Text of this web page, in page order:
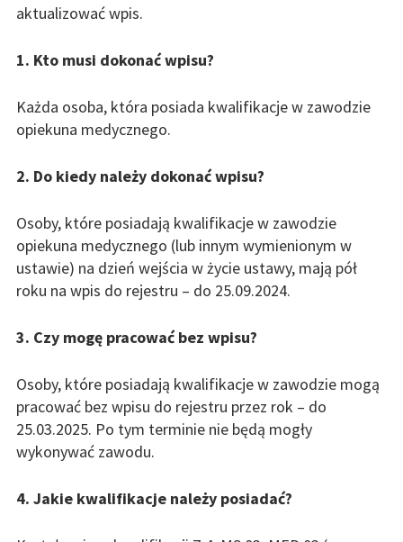
Ogólnopolskie Stowarzyszenie Opiekunów
Ogólnopolski Związek Zawodowy Inicjatywa
aktualizować wpis.
1. Kto musi dokonać wpisu?
Każda osoba, która posiada kwalifikacje w zawodzie
opiekuna medycznego.
2. Do kiedy należy dokonać wpisu?
Osoby, które posiadają kwalifikacje w zawodzie
opiekuna medycznego (lub innym wymienionym w
ustawie) na dzień wejścia w życie ustawy, mają pół
roku na wpis do rejestru – do 25.09.2024.
3. Czy mogę pracować bez wpisu?
Osoby, które posiadają kwalifikacje w zawodzie mogą
pracować bez wpisu do rejestru przez rok – do
25.03.2025. Po tym terminie nie będą mogły
wykonywać zawodu.
4. Jakie kwalifikacje należy posiadać?